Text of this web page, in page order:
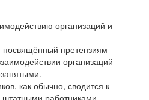
претензиям
организаций
как обычно, сводится к